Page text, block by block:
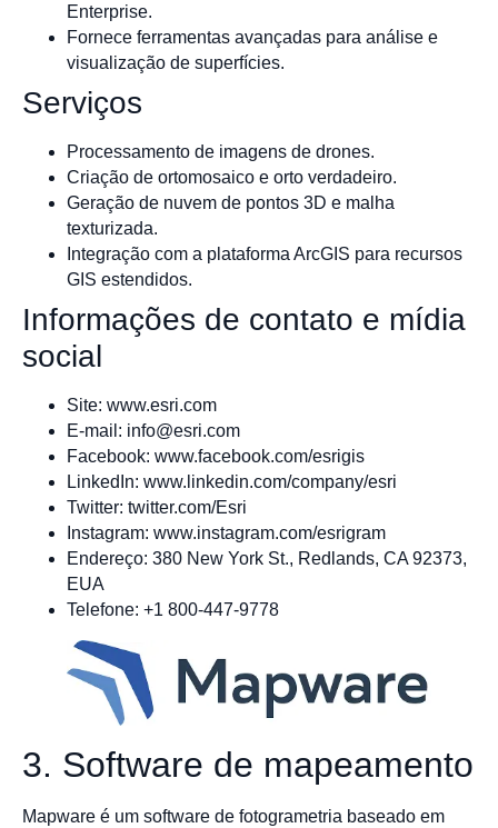
Enterprise.
Fornece ferramentas avançadas para análise e
visualização de superfícies.
Serviços
Processamento de imagens de drones.
Criação de ortomosaico e orto verdadeiro.
Geração de nuvem de pontos 3D e malha
texturizada.
Integração com a plataforma ArcGIS para recursos
GIS estendidos.
Informações de contato e mídia
social
Site: www.esri.com
E-mail: info@esri.com
Facebook: www.facebook.com/esrigis
LinkedIn: www.linkedin.com/company/esri
Twitter: twitter.com/Esri
Instagram: www.instagram.com/esrigram
Endereço: 380 New York St., Redlands, CA 92373,
EUA
Telefone: +1 800-447-9778
3. Software de mapeamento
Mapware é um software de fotogrametria baseado em